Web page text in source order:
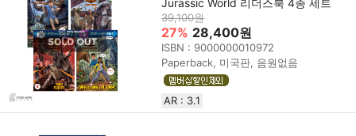
Jurassic World 리더스북 4종 세트
39,100원
27% 28,400원
ISBN : 9000000010972
Paperback, 미국판, 음원없음
AR : 3.1